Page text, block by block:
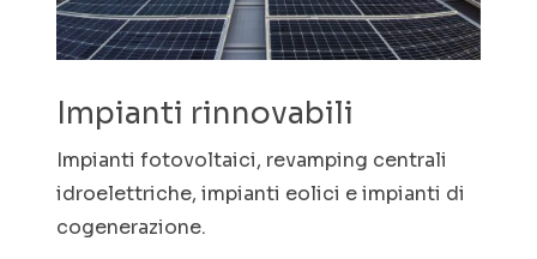
Impianti rinnovabili
Impianti fotovoltaici, revamping centrali
idroelettriche, impianti eolici e impianti di
cogenerazione.